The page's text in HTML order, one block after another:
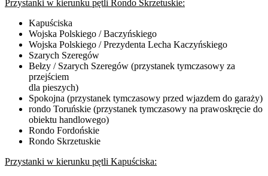
Przystanki w kierunku pętli Rondo Skrzetuskie:
Kapuściska
Wojska Polskiego / Baczyńskiego
Wojska Polskiego / Prezydenta Lecha Kaczyńskiego
Szarych Szeregów
Bełzy / Szarych Szeregów (przystanek tymczasowy za
przejściem
dla pieszych)
Spokojna (przystanek tymczasowy przed wjazdem do garaży)
rondo Toruńskie (przystanek tymczasowy na prawoskręcie do
obiektu handlowego)
Rondo Fordońskie
Rondo Skrzetuskie
Przystanki w kierunku pętli Kapuściska: